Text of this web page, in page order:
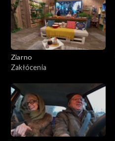
Ziarno
Zakłócenia